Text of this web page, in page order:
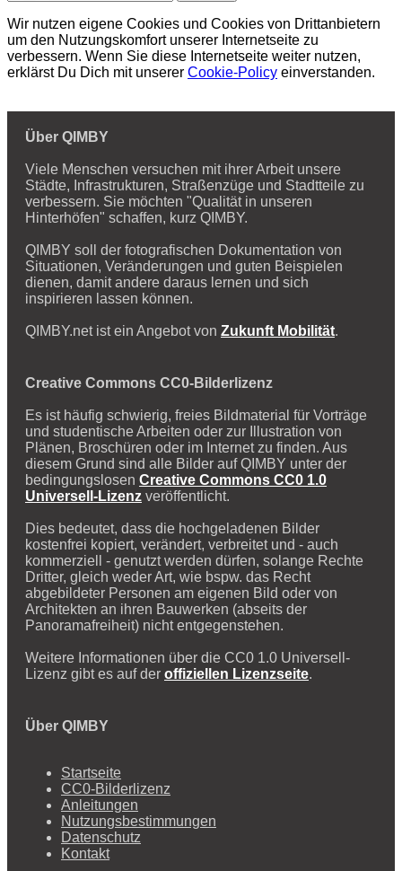
Wir nutzen eigene Cookies und Cookies von Drittanbietern
um den Nutzungskomfort unserer Internetseite zu
verbessern. Wenn Sie diese Internetseite weiter nutzen,
erklärst Du Dich mit unserer Cookie-Policy einverstanden.
Über QIMBY
Viele Menschen versuchen mit ihrer Arbeit unsere
Städte, Infrastrukturen, Straßenzüge und Stadtteile zu
verbessern. Sie möchten "Qualität in unseren
Hinterhöfen" schaffen, kurz QIMBY.
QIMBY soll der fotografischen Dokumentation von
Situationen, Veränderungen und guten Beispielen
dienen, damit andere daraus lernen und sich
inspirieren lassen können.
QIMBY.net ist ein Angebot von Zukunft Mobilität.
Creative Commons CC0-Bilderlizenz
Es ist häufig schwierig, freies Bildmaterial für Vorträge
und studentische Arbeiten oder zur Illustration von
Plänen, Broschüren oder im Internet zu finden. Aus
diesem Grund sind alle Bilder auf QIMBY unter der
bedingungslosen Creative Commons CC0 1.0
Universell-Lizenz veröffentlicht.
Dies bedeutet, dass die hochgeladenen Bilder
kostenfrei kopiert, verändert, verbreitet und - auch
kommerziell - genutzt werden dürfen, solange Rechte
Dritter, gleich weder Art, wie bspw. das Recht
abgebildeter Personen am eigenen Bild oder von
Architekten an ihren Bauwerken (abseits der
Panoramafreiheit) nicht entgegenstehen.
Weitere Informationen über die CC0 1.0 Universell-
Lizenz gibt es auf der offiziellen Lizenzseite.
Über QIMBY
Startseite
CC0-Bilderlizenz
Anleitungen
Nutzungsbestimmungen
Datenschutz
Kontakt